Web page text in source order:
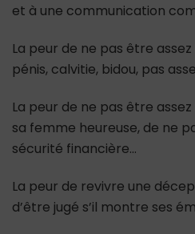
et à une communication
La peur de ne pas être
pénis, calvitie, bidou, pas
La peur de ne pas être
sa femme heureuse, de ne
sécurité financière…
La peur de revivre une
d’être jugé s’il montre ses